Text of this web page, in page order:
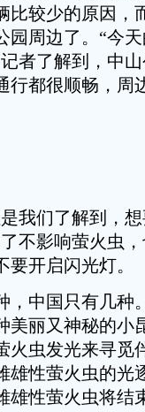
比较少的原因，
园周边了。“今
者了解到，中
行都很顺畅，周
们了解到，想
不影响萤火虫
开启闪光灯。
中国只有几种
美丽又神秘的小
火虫发光来寻觅
雄性萤火虫的光
雄性萤火虫将结